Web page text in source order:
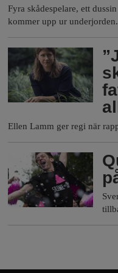
Fyra skådespelare, ett
kommer upp ur underjorden.
Ellen Lamm ger regi när